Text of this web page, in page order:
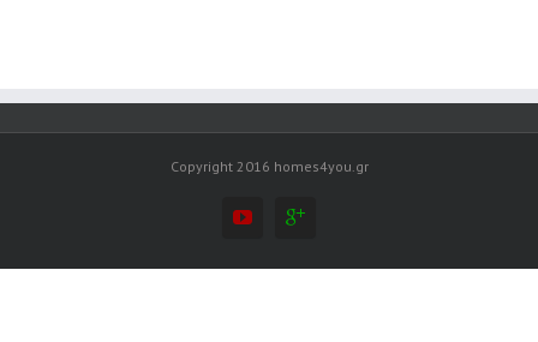
Copyright 2016 homes4you.gr